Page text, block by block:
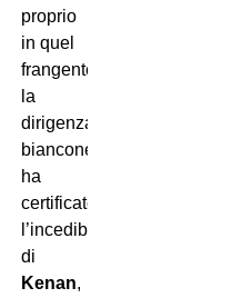
proprio
in quel
frangente,
la
dirigenza
bianconera
ha
certificato
l’incedibilità
di
Kenan,